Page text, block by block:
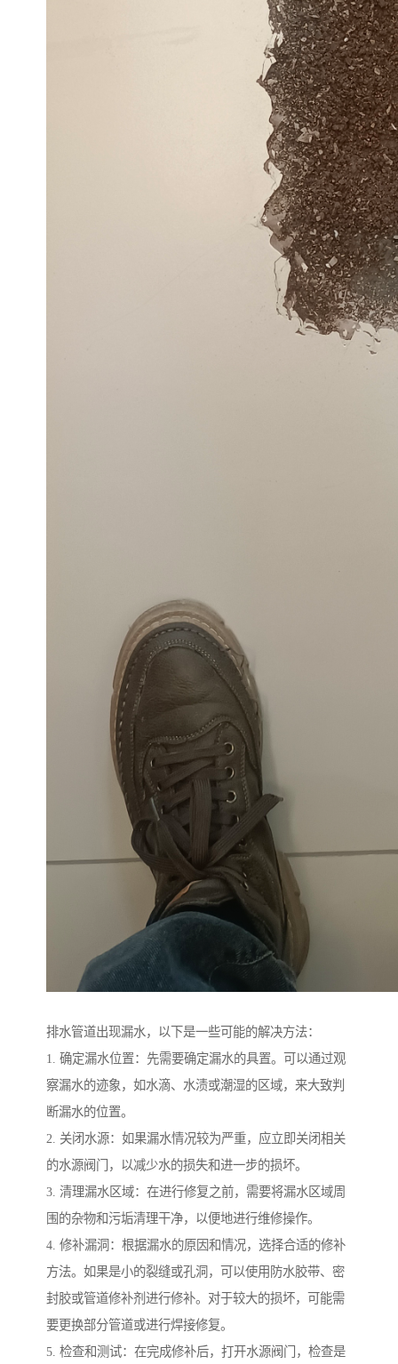
排水管道出现漏水，以下是一些可能的解决方法：
1. 确定漏水位置：先需要确定漏水的具置。可以通过观
察漏水的迹象，如水滴、水渍或潮湿的区域，来大致判
断漏水的位置。
2. 关闭水源：如果漏水情况较为严重，应立即关闭相关
的水源阀门，以减少水的损失和进一步的损坏。
3. 清理漏水区域：在进行修复之前，需要将漏水区域周
围的杂物和污垢清理干净，以便地进行维修操作。
4. 修补漏洞：根据漏水的原因和情况，选择合适的修补
方法。如果是小的裂缝或孔洞，可以使用防水胶带、密
封胶或管道修补剂进行修补。对于较大的损坏，可能需
要更换部分管道或进行焊接修复。
5. 检查和测试：在完成修补后，打开水源阀门，检查是